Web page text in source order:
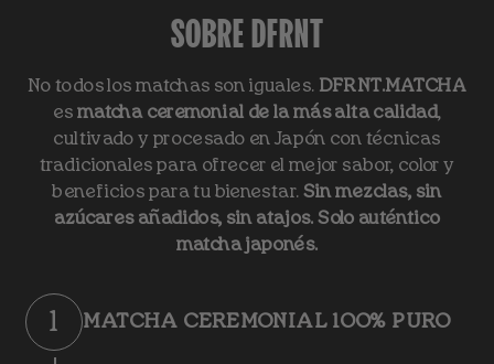
SOBRE DFRNT
No todos los matchas son iguales. DFRNT.MATCHA
es matcha ceremonial de la más alta calidad,
cultivado y procesado en Japón con técnicas
tradicionales para ofrecer el mejor sabor, color y
beneficios para tu bienestar. Sin mezclas, sin
azúcares añadidos, sin atajos. Solo auténtico
matcha japonés.
1 MATCHA CEREMONIAL 100% PURO